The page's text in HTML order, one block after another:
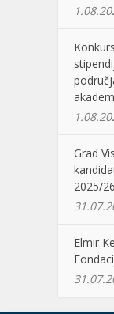
Grad
2025/
Elmir